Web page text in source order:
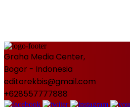
Graha Media Center,
Bogor - Indonesia
editorekbis@gmail.com
+628557777888